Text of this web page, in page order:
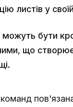
листів у
бути
що